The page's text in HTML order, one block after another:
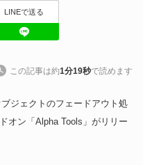
Tumblr
LINEで送る
この記事は約1分19秒で読めます
ジェクトのフェードアウト処
オン「Alpha Tools」がリリー